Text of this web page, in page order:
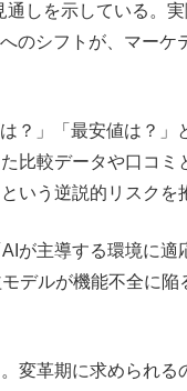
しを示している。
のシフトが、マーケ
？」「最安値は？」
比較データや口コ
いう逆説的リスクを
が主導する環境に適
デルが機能不全に
変革期に求められる